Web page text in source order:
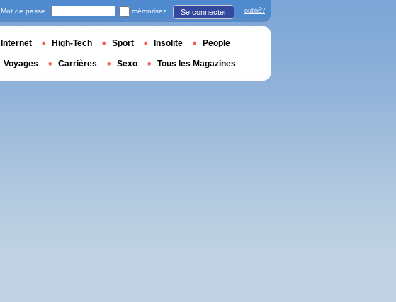
Mot de passe mémorisez Se connecter oublié?
Internet High-Tech Sport Insolite People
Voyages Carrières Sexo Tous les Magazines